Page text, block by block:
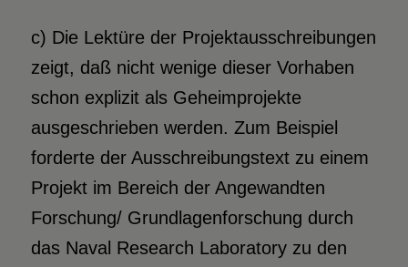
c) Die Lektüre der Projektausschreibungen
zeigt, daß nicht wenige dieser Vorhaben
schon explizit als Geheimprojekte
ausgeschrieben werden. Zum Beispiel
forderte der Ausschreibungstext zu einem
Projekt im Bereich der Angewandten
Forschung/ Grundlagenforschung durch
das Naval Research Laboratory zu den